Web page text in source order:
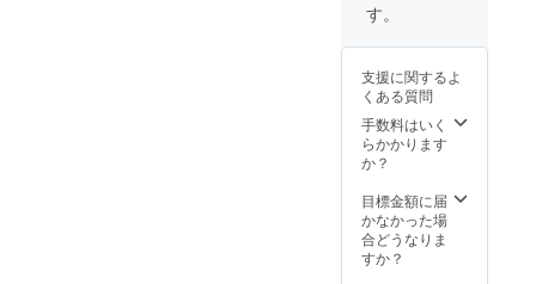
ていた
す。
す。
支援に関するよ
くある質問
手数料はいく
らかかります
か？
目標金額に届
かなかった場
合どうなりま
すか？